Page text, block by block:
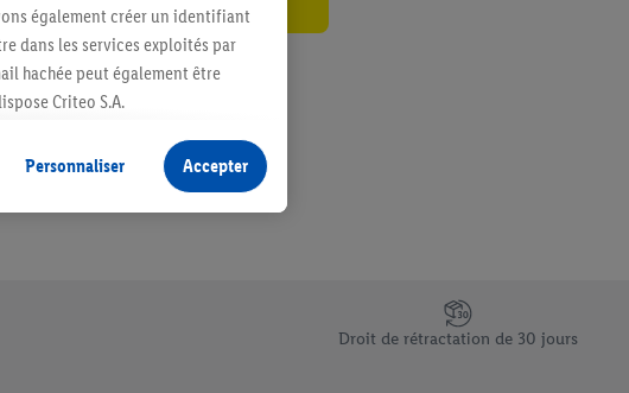
Droit de rétractation de 30 jours
également créer un identifiant
dans les services exploités par
hachée peut également être
Criteo S.A.
mais sans procéder à
de Lidl si plusieurs terminaux ou
et, le cas échéant, d’autres
nécessaires. En cliquant sur
Vous trouverez de plus amples
Personnaliser Accepter